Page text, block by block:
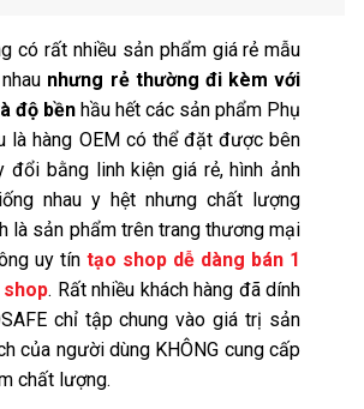
có rất nhiều sản phẩm giá rẻ mẫu
nhưng rẻ thường đi kèm với
độ bền hầu hết các sản phẩm Phụ
là hàng OEM có thể đặt được bên
đổi bằng linh kiện giá rẻ, hình ảnh
nhau y hệt nhưng chất lượng
là sản phẩm trên trang thương mại
uy tín tạo shop dễ dàng bán 1
shop. Rất nhiều khách hàng đã dính
chỉ tập chung vào giá trị sản
của người dùng KHÔNG cung cấp
chất lượng.